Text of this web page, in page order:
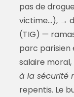
pas de
victime…), →
(TIG) —
parc parisien
salaire
à la sécurité
repentis. Le